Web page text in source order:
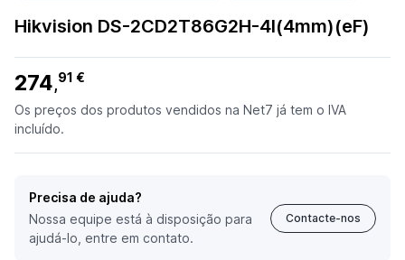
Hikvision DS-2CD2T86G2H-4I(4mm)(eF)
274,91 €
Os preços dos produtos vendidos na Net7 já tem o IVA
incluído.
Precisa de ajuda?
Nossa equipe está à disposição para
ajudá-lo, entre em contato.
Contacte-nos